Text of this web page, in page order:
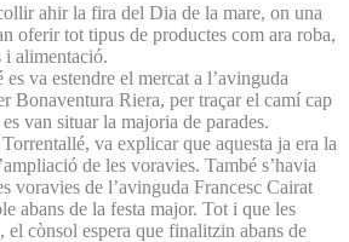
ahir la fira del Dia de la mare, on una
oferir tot tipus de productes com ara roba,
i alimentació.
va estendre el mercat a l’avinguda
Bonaventura Riera, per traçar el camí cap
van situar la majoria de parades.
va explicar que aquesta ja era la
de les voravies. També s’havia
voravies de l’avinguda Francesc Cairat
abans de la festa major. Tot i que les
el cònsol espera que finalitzin abans de